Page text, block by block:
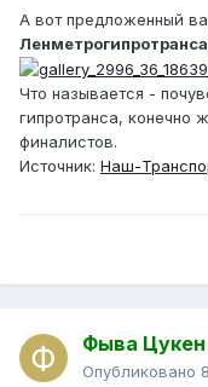
А вот предложенный
Ленметрогипротранса
Что называется -
гипротранса, конечно
финалистов.
Источник: Наш-
Фыва Цукен
Опубликовано